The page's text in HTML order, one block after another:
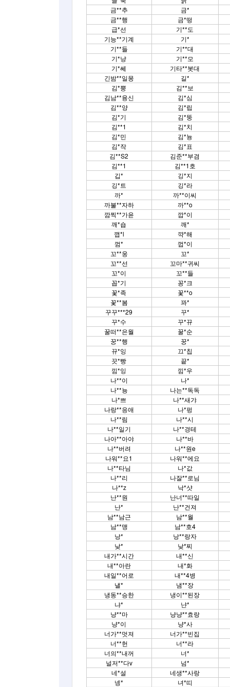
금**추
금*
금**행
금*떵
급*선
기**도
기능**기계
기*
기**들
기**대
기*냥
기**모
기*쎄
기타**봇대
긴밤**일몽
길*
김*뿡
김**보
김남**융신
김*심
김**양
김*립
김*기
김*뚱
김**1
김*치
김*민
김*늉
김*작
김*표
김**S2
김준**부겸
김**1
김**1호
깁*
깅*지
깅*트
깅*라
까*
까**이씨
까불**자하
까**o
깜찍**가윤
깝*이
깨*숍
깨*
깹*l
꺅*해
껌*
껍*이
꼬**웅
꼬*
꼬**선
꼬마**귀씨
꼬*이
꼬**들
꼽*기
꽁*크
꽃*족
꽃**o
꽃**봄
꽈*
꾸꾸***29
꾸*
꾸*수
꾸*뀨
꿀떠**은월
꿀*순
꿍**행
꿍*
뀨*잉
끄*칩
끗*빵
끝*
낌*잉
낌*우
나**이
나*
나**뇽
나는**독독
나*쁘
나**새갸
나랑**응애
나*펑
나**림
나**시
나**일기
나**경테
나아**아야
나**바
나**버려
나**원e
나워**요1
나워**에요
나**타님
나*값
나**리
나잘**로님
나**z
낙*샷
난**원
난너**따일
난*
난**건져
남**남근
남**월
남**맹
남**호4
낭*
낭**랑자
낮*
낮*찌
내가**시간
내**신
내**아란
내*화
내일**어로
내**4병
낼*
냄**장
냉동**승한
냉이**된장
냐*
냔*
냥**마
냥냥**효랑
냥*이
냥*사
너가**멋져
너가**빈집
너**헌
너**라
너의**내꺼
너*
널저**다v
넘*
네*설
네생**사랑
넹*
녀*띠